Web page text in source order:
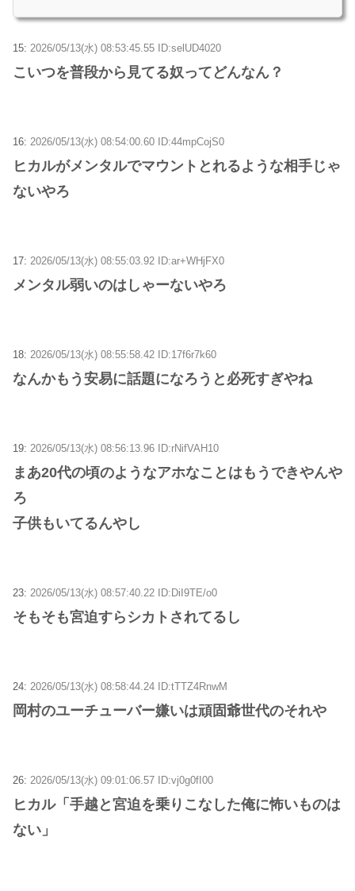
15: 2026/05/13(水) 08:53:45.55 ID:selUD4020
こいつを普段から見てる奴ってどんなん？
16: 2026/05/13(水) 08:54:00.60 ID:44mpCojS0
ヒカルがメンタルでマウントとれるような相手じゃ
ないやろ
17: 2026/05/13(水) 08:55:03.92 ID:ar+WHjFX0
メンタル弱いのはしゃーないやろ
18: 2026/05/13(水) 08:55:58.42 ID:17f6r7k60
なんかもう安易に話題になろうと必死すぎやね
19: 2026/05/13(水) 08:56:13.96 ID:rNifVAH10
まあ20代の頃のようなアホなことはもうできやんや
ろ
子供もいてるんやし
23: 2026/05/13(水) 08:57:40.22 ID:DiI9TE/o0
そもそも宮迫すらシカトされてるし
24: 2026/05/13(水) 08:58:44.24 ID:tTTZ4RnwM
岡村のユーチューバー嫌いは頑固爺世代のそれや
26: 2026/05/13(水) 09:01:06.57 ID:vj0g0fI00
ヒカル「手越と宮迫を乗りこなした俺に怖いものは
ない」